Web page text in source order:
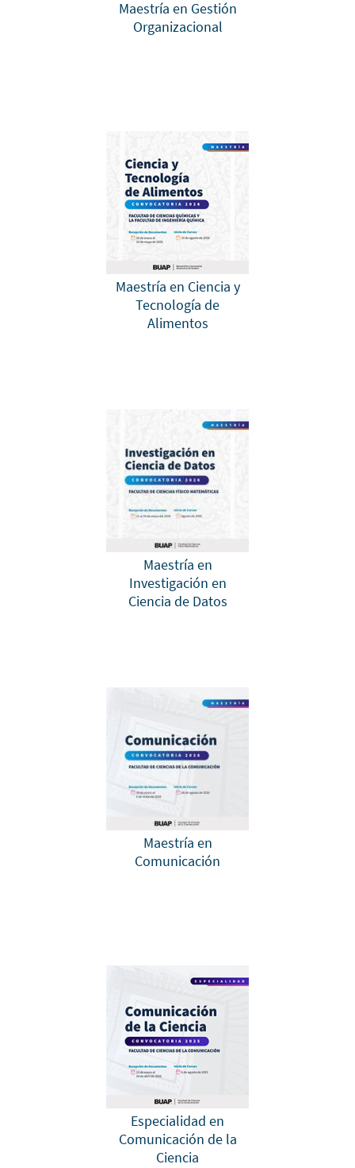
Maestría en Gestión
Organizacional
Maestría en Ciencia y
Tecnología de
Alimentos
Maestría en
Investigación en
Ciencia de Datos
Maestría en
Comunicación
Especialidad en
Comunicación de la
Ciencia